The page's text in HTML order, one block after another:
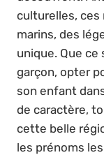
culturelles, ces
marins, des
unique. Que
garçon, opter
son enfant
de caractère,
cette belle
les prénoms